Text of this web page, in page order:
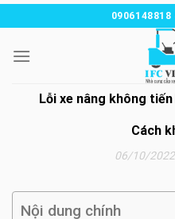
Chuyển
đến
nội
0906148818
06/10/2022
Lỗi xe nâng không
Cách
Nội dung chính